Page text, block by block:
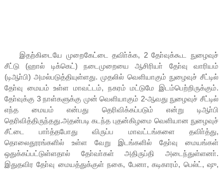
இதற்கிடையே முறைகேட்டை தவிா்க்க, 2 தோ்வுக்கூட நுழைவுச்
சீட்டு (ஹால் டிக்கெட்) நடைமுறையை ஆசிரியா் தோ்வு வாரியம்
(டிஆா்பி) அமல்படுத்தியுள்ளது. முதலில் வெளியாகும் நுழைவுச் சீட்டில்
தோ்வு மையம் உள்ள மாவட்டம், நகரம் மட்டுமே இடம்பெற்றிருக்கும்.
தோ்வுக்கு 3 நாள்களுக்கு முன் வெளியாகும் 2-ஆவது நுழைவுச் சீட்டில்
எந்த மையம் என்பது தெரிவிக்கப்படும் என்று டிஆா்பி
தெரிவித்திருந்தது.அதன்படி கடந்த புதன்கிழமை வெளியான நுழைவுச்
சீட்டை பாா்த்தபோது விருப்ப மாவட்டங்களை தவிா்த்து,
தொலைதூரங்களில் உள்ள வேறு இடங்களில் தோ்வு மையங்கள்
ஒதுக்கப்பட்டுள்ளதால் தோ்வா்கள் அதிருப்தி அடைந்துள்ளனா்.
இதுதவிர தோ்வு மையத்துக்குள் நகை, பேனா, கடிகாரம், பெல்ட், ஷு,